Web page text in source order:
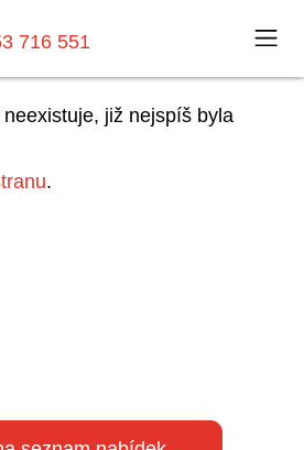
716 551
již nejspíš byla
.